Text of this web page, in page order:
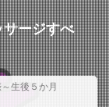
ージすべ
生後５か月